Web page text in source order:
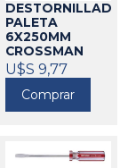
PALETA
6X250MM
CROSSMAN
550014
U$S 9,77
Comprar